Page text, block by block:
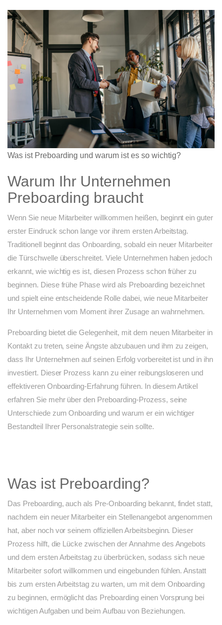
Was ist Preboarding und warum ist es so wichtig?
Warum Ihr Unternehmen
Preboarding braucht
Wenn Sie neue Mitarbeiter willkommen heißen, beginnt ein guter
erster Eindruck schon lange vor ihrem ersten Arbeitstag.
Traditionell beginnt das Onboarding, sobald ein neuer Mitarbeiter
die Türschwelle überschreitet. Viele Unternehmen haben jedoch
erkannt, wie wichtig es ist, diesen Prozess schon früher zu
beginnen. Diese frühe Phase wird als Preboarding bezeichnet
und spielt eine entscheidende Rolle dabei, wie neue Mitarbeiter
Ihr Unternehmen vom Moment ihrer Zusage an wahrnehmen.
Preboarding bietet die Gelegenheit, mit dem neuen Mitarbeiter in
Kontakt zu treten, seine Ängste abzubauen und ihm zu zeigen,
dass Ihr Unternehmen auf seinen Erfolg vorbereitet ist und in ihn
investiert. Dieser Prozess kann zu einer reibungsloseren und
effektiveren Onboarding-Erfahrung führen. In diesem Artikel
erfahren Sie mehr über den Preboarding-Prozess, seine
Unterschiede zum Onboarding und warum er ein wichtiger
Bestandteil Ihrer Personalstrategie sein sollte.
Was ist Preboarding?
Das Preboarding, auch als Pre-Onboarding bekannt, findet statt,
nachdem ein neuer Mitarbeiter ein Stellenangebot angenommen
hat, aber noch vor seinem offiziellen Arbeitsbeginn. Dieser
Prozess hilft, die Lücke zwischen der Annahme des Angebots
und dem ersten Arbeitstag zu überbrücken, sodass sich neue
Mitarbeiter sofort willkommen und eingebunden fühlen. Anstatt
bis zum ersten Arbeitstag zu warten, um mit dem Onboarding
zu beginnen, ermöglicht das Preboarding einen Vorsprung bei
wichtigen Aufgaben und beim Aufbau von Beziehungen.